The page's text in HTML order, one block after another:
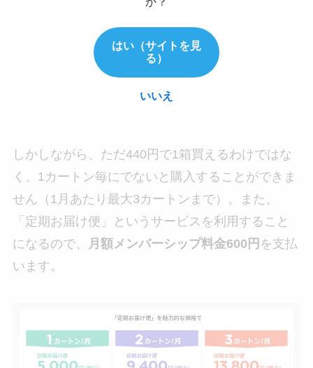
円安い「ネオ」というのは非常に魅力的です。
440円の専用たばこはカートンでのみ買える
しかしながら、ただ440円で1箱買えるわけではな
く、1カートン毎にでないと購入することができま
せん（1月あたり最大3カートンまで）。また、
「定期お届け便」というサービスを利用すること
になるので、
月額メンバーシップ料金600円 を支払
います。
はい（サイトを見
る）
いいえ